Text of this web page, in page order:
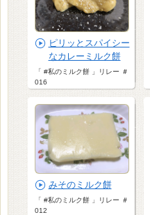
ピリッとスパイシー
なカレーミルク餅
「 #私のミルク餅 」リレー ＃
016
みそのミルク餅
「 #私のミルク餅 」リレー ＃
012